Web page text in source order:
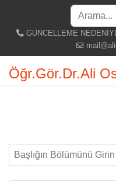
GÜNCELLEME
Öğr.Gör.Dr.Ali
Başlığın Bölümünü Girin